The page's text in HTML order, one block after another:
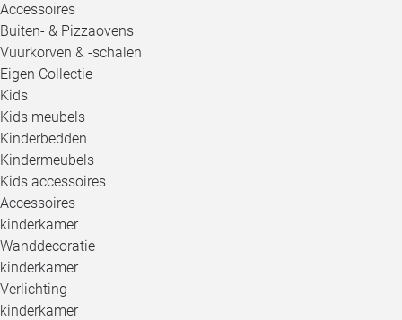
Accessoires
Buiten- & Pizzaovens
Vuurkorven & -schalen
Eigen Collectie
Kids
Kids meubels
Kinderbedden
Kindermeubels
Kids accessoires
Accessoires
kinderkamer
Wanddecoratie
kinderkamer
Verlichting
kinderkamer